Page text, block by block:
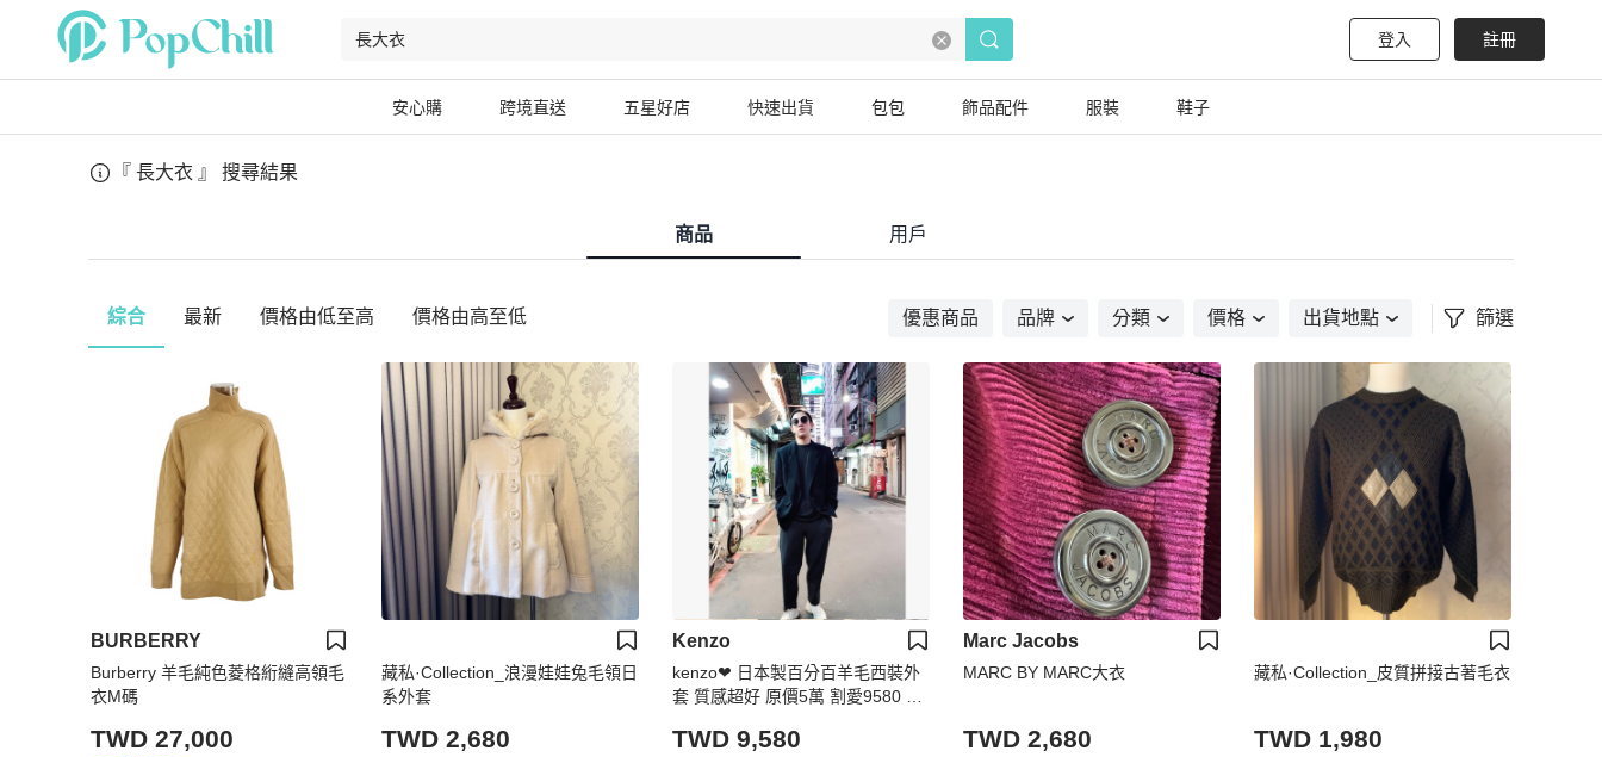
登入 註冊
安心購 跨境直送 五星好店 快速出貨 包包 飾品配件 服裝 鞋子
『 長大衣 』 搜尋結果
商品 用戶
綜合 最新 價格由低至高 價格由高至低 優惠商品 品牌 分類 價格 出貨地點 篩選
BURBERRY
Burberry 羊毛純色菱格絎縫高領毛
衣M碼
TWD 27,000
藏私·Collection_浪漫娃娃兔毛領日
系外套
TWD 2,680
Kenzo
kenzo❤ 日本製百分百羊毛西裝外
套 質感超好 原價5萬 割愛9580 只
含領83cm 收藏很久 男女都可以穿
TWD 9,580
Marc Jacobs
MARC BY MARC大衣
TWD 2,680
藏私·Collection_皮質拼接古著毛衣
TWD 1,980